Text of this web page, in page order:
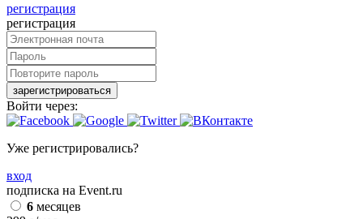
регистрация
регистрация
зарегистрироваться
Войти через:
Уже регистрировались?
вход
подписка на Event.ru
6 месяцев